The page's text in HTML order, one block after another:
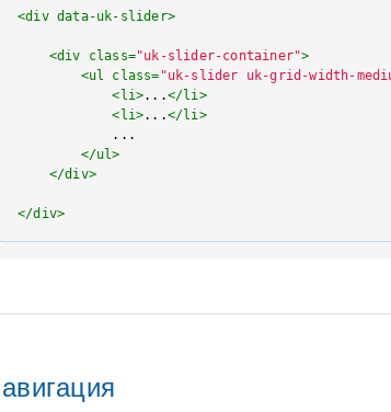
<div data-uk-slider>
<div class="uk-slider-container">
<ul class= "uk-slider uk-grid-width-
< li>...</li>
< li>...</li>
            ...
</ul>
</div>
</div>